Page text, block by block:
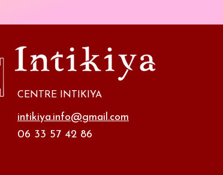
CENTRE INTIKIYA
intikiya.info@gmail.com
06 33 57 42 86